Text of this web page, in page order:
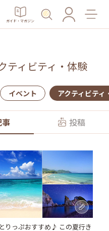
ガイド・マガジン
ティビティ・体験
イベント アクティビティ
投稿
りっぷおすすめ♪ この夏行き